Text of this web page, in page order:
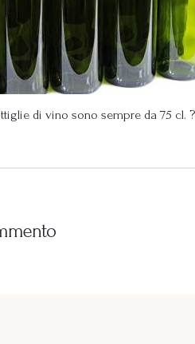
di vino sono sempre da 75 cl. ?